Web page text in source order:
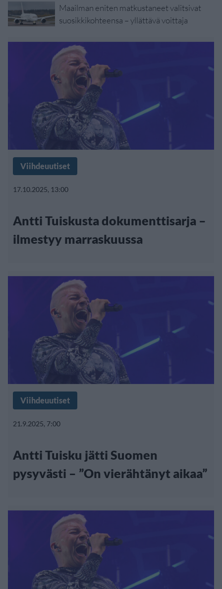
Maailman eniten matkustaneet valitsivat
suosikkikohteensa – yllättävä voittaja
Viihdeuutiset
17.10.2025, 13:00
Antti Tuiskusta dokumenttisarja –
ilmestyy marraskuussa
Viihdeuutiset
21.9.2025, 7:00
Antti Tuisku jätti Suomen
pysyvästi – ”On vierähtänyt aikaa”